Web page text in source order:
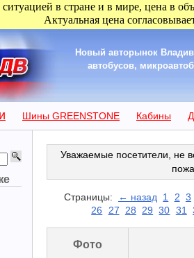
в стране и в мире, цена в
Актуальная цена
Новый авторынок
автобусов,
Шины GREENSTONE Кабины
Уважаемые посетители, не
Страницы: ← назад 1 2 3
26
27 28 29 30 31
Фото